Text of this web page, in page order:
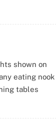
shown on
eating nook
tables